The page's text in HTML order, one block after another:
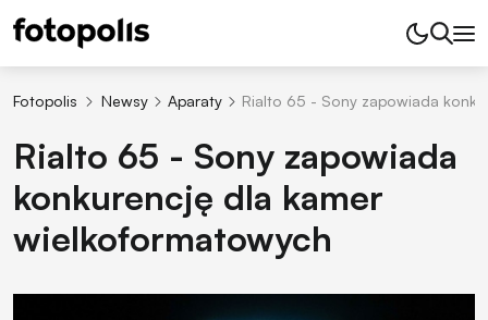
Fotopolis Newsy Aparaty Rialto 65 - Sony zapowiada
Rialto 65 - Sony zapowiada
konkurencję dla kamer
wielkoformatowych